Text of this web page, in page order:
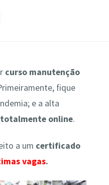
curso manutenção
fique
e a alta
totalmente online.
a um certificado
vagas.